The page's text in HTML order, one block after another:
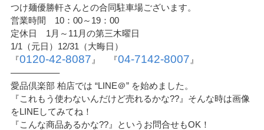
つけ麺優勝軒さんとの合同駐車場ございます。
営業時間 10：00～19：00
定休日 1月～11月の第三木曜日
1/1（元日）12/31（大晦日）
『0120-42-8087 』 『04-7142-8007 』
—————–
愛品倶楽部 柏店では “LINE＠” を始めました。
『これもう使わないんだけど売れるかな??』そんな時は画像
をLINEしてみてね！
『こんな商品あるかな??』というお問合せもOK！